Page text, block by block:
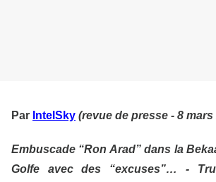
Par IntelSky (revue de presse - 8 mars
Embuscade “Ron Arad” dans la
Golfe avec des “excuses”… -